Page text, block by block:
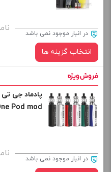
برای فعال شدن سبد خرید و
از کادر بالا انتخاب کنید.
+
افزودن
در انبار موجود نمی باشد
انتخاب گزینه ها
برای فعال شدن سبد خرید و
از کادر بالا انتخاب کنید.
Pod mod
در انبار موجود نمی باشد